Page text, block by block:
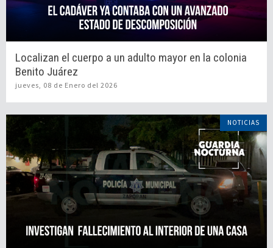
Localizan el cuerpo a un adulto mayor en la colonia
Benito Juárez
jueves, 08 de Enero del 2026
NOTICIAS